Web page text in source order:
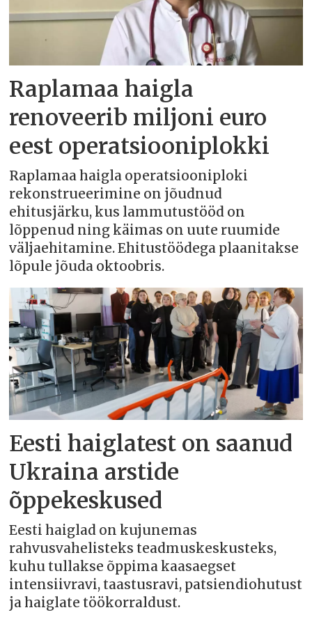
Raplamaa haigla
renoveerib miljoni euro
eest operatsiooniplokki
Raplamaa haigla operatsiooniploki
rekonstrueerimine on jõudnud
ehitusjärku, kus lammutustööd on
lõppenud ning käimas on uute ruumide
väljaehitamine. Ehitustöödega plaanitakse
lõpule jõuda oktoobris.
Eesti haiglatest on saanud
Ukraina arstide
õppekeskused
Eesti haiglad on kujunemas
rahvusvahelisteks teadmuskeskusteks,
kuhu tullakse õppima kaasaegset
intensiivravi, taastusravi, patsiendiohutust
ja haiglate töökorraldust.